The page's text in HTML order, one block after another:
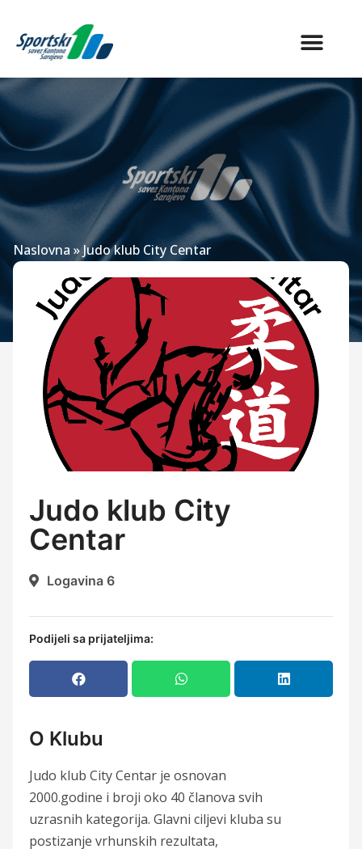
Naslovna » Judo klub City Centar
Judo klub City
Centar
Logavina 6
Podijeli sa prijateljima:
O Klubu
Judo klub City Centar je osnovan
2000.godine i broji oko 40 članova svih
uzrasnih kategorija. Glavni ciljevi kluba su
postizanje vrhunskih rezultata,